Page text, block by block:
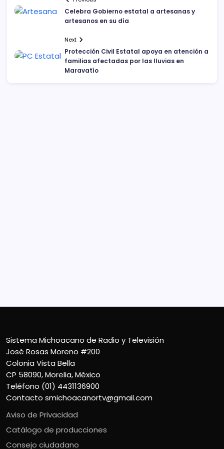
Celebra Gobierno estatal a artesanas y
artesanos en su día
Next
Protección Civil Estatal apoya en atención a
familias afectadas por las lluvias en
Maravatío
Sistema Michoacano de Radio y Televisión
José Rosas Moreno #200
Colonia Vista Bella
CP 58090, Morelia, México
Teléfono (01) 4431136900
Contacto smichoacanortv@gmail.com
Aviso de Privacidad
Catálogo de producciones
Consejo ciudadano